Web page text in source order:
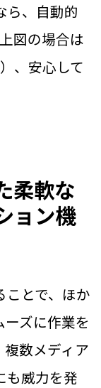
ら、自動的
図の場合は
、安心して
柔軟な
ョン機
ことで、ほか
ズに作業を
数メディア
も威力を発